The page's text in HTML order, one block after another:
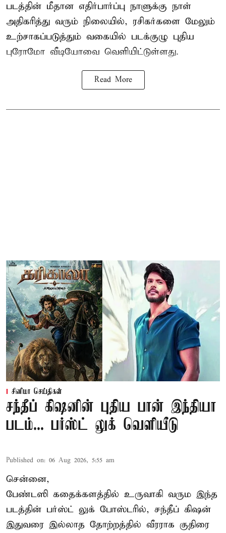
படத்தின் மீதான எதிர்பார்ப்பு நாளுக்கு நாள்
அதிகரித்து வரும் நிலையில், ரசிகர்களை மேலும்
உற்சாகப்படுத்தும் வகையில் படக்குழு புதிய
புரோமோ வீடியோவை வெளியிட்டுள்ளது.
Read More
சினிமா செய்திகள்
சந்தீப் கிஷனின் புதிய பான் இந்தியா
படம்... பர்ஸ்ட் லுக் வெளியீடு
Published on: 06 Aug 2026, 5:55 am
சென்னை,
பேண்டஸி கதைக்களத்தில் உருவாகி வரும இந்த
படத்தின் பர்ஸ்ட் லுக் போஸ்டரில், சந்தீப் கிஷன்
இதுவரை இல்லாத தோற்றத்தில் வீரராக குதிரை